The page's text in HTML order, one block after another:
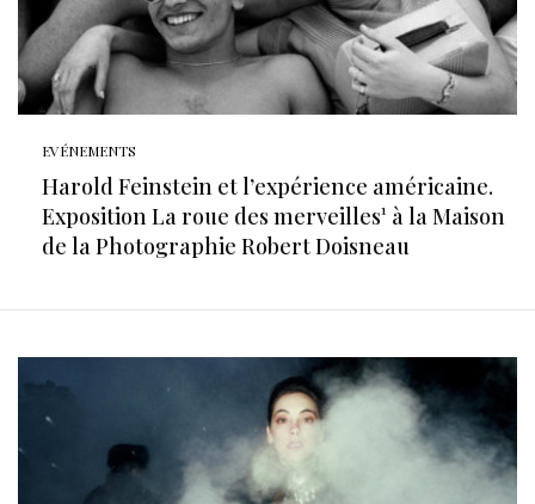
EVÉNEMENTS
Harold Feinstein et l’expérience américaine.
Exposition La roue des merveilles¹ à la Maison
de la Photographie Robert Doisneau